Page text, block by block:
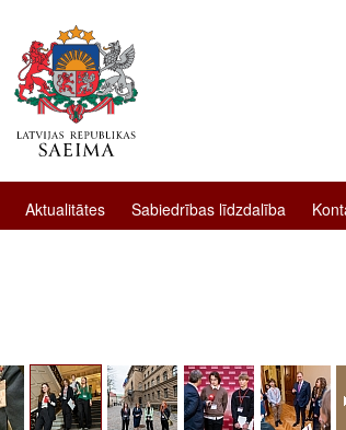
Aktualitātes Sabiedrības līdzdalība